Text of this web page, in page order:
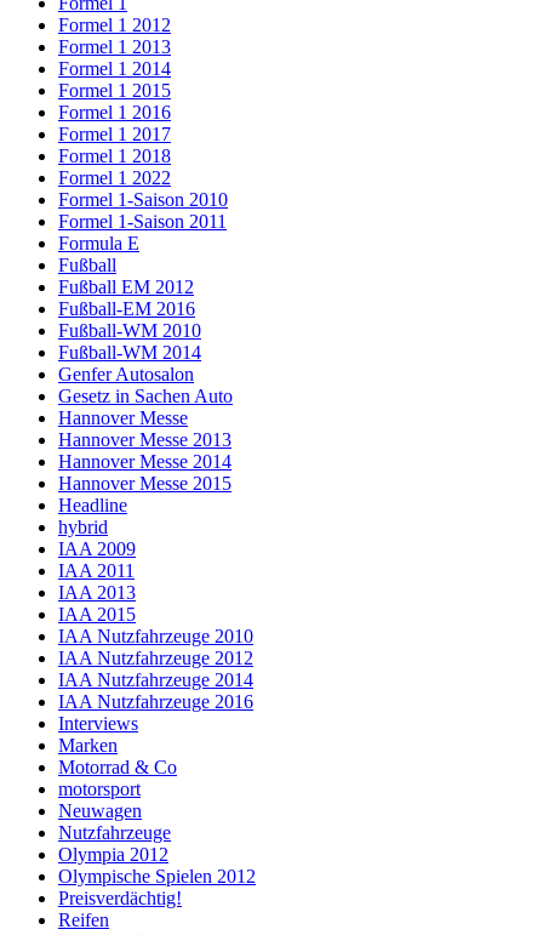
Formel 1 2012
Formel 1 2013
Formel 1 2014
Formel 1 2015
Formel 1 2016
Formel 1 2017
Formel 1 2018
Formel 1 2022
Formel 1-Saison 2010
Formel 1-Saison 2011
Formula E
Fußball
Fußball EM 2012
Fußball-EM 2016
Fußball-WM 2010
Fußball-WM 2014
Genfer Autosalon
Gesetz in Sachen Auto
Hannover Messe
Hannover Messe 2013
Hannover Messe 2014
Hannover Messe 2015
Headline
hybrid
IAA 2009
IAA 2011
IAA 2013
IAA 2015
IAA Nutzfahrzeuge 2010
IAA Nutzfahrzeuge 2012
IAA Nutzfahrzeuge 2014
IAA Nutzfahrzeuge 2016
Interviews
Marken
Motorrad & Co
motorsport
Neuwagen
Nutzfahrzeuge
Olympia 2012
Olympische Spielen 2012
Preisverdächtig!
Reifen